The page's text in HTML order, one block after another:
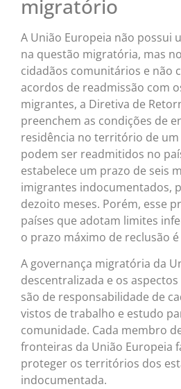
migratório
A União Europeia não possui
na questão migratória, mas
cidadãos comunitários e não
acordos de readmissão com
migrantes, a Diretiva de
preenchem as condições de
residência no território de
podem ser readmitidos no
estabelece um prazo de seis
imigrantes indocumentados,
dezoito meses. Porém, esse
países que adotam limites
o prazo máximo de reclusão
A governança migratória da
descentralizada e os
são de responsabilidade de
vistos de trabalho e estudo
comunidade. Cada membro
fronteiras da União Europeia
proteger os territórios dos
indocumentada.